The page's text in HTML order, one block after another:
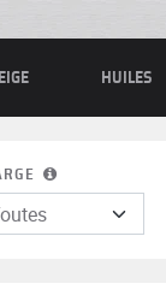
HUILES